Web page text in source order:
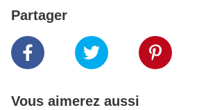
Partager
Vous aimerez aussi